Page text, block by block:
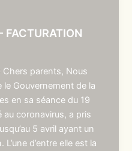
FACTURATION
parents, Nous
Gouvernement de la
en sa séance du 19
au coronavirus, a pris
5 avril ayant un
d’entre elle est la